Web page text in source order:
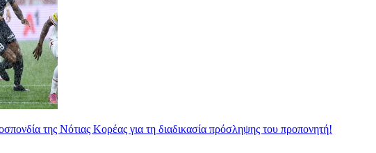
της Νότιας Κορέας για τη διαδικασία πρόσληψης του προπονητή!